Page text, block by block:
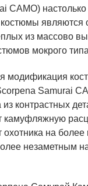
CAMO)
являются
из массово
мокрого
модификация
Samurai
из контрастных
камуфляжную
охотника на более
незаметным